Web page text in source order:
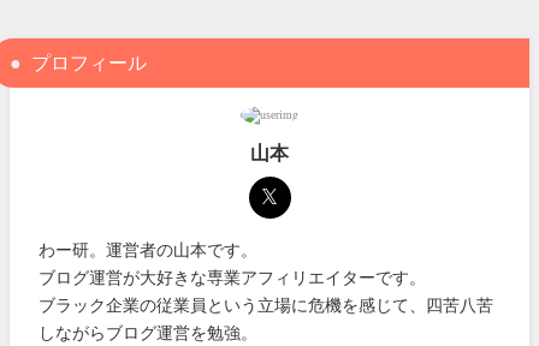
プロフィール
山本
わー研。運営者の山本です。
ブログ運営が大好きな専業アフィリエイターです。
ブラック企業の従業員という立場に危機を感じて、四苦八苦
しながらブログ運営を勉強。